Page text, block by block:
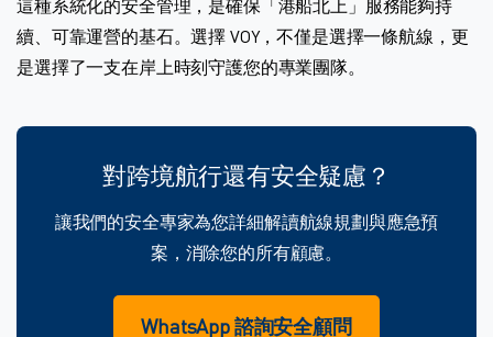
這種系統化的安全管理，是確保「港船北上」服務能夠持
續、可靠運營的基石。選擇 VOY，不僅是選擇一條航線，更
是選擇了一支在岸上時刻守護您的專業團隊。
對跨境航行還有安全疑慮？
讓我們的安全專家為您詳細解讀航線規劃與應急預
案，消除您的所有顧慮。
WhatsApp 諮詢安全顧問